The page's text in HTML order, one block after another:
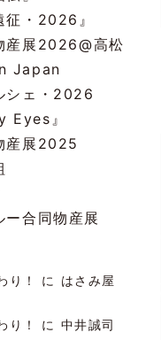
征・2026』
産展2026@高松
Japan
シェ・2026
Eyes』
産展2025
ー合同物産展
！ に はさみ屋
！
に 中井誠司